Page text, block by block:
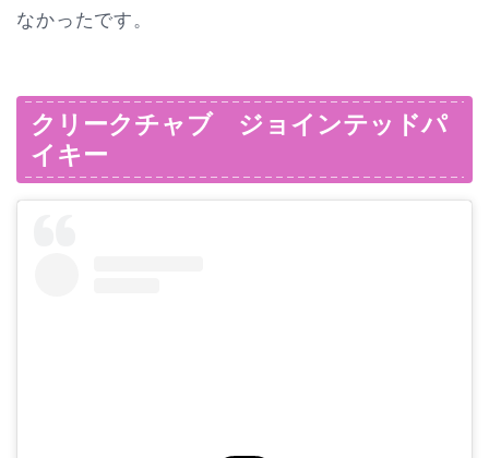
なかったです。
クリークチャブ ジョインテッドパ
イキー